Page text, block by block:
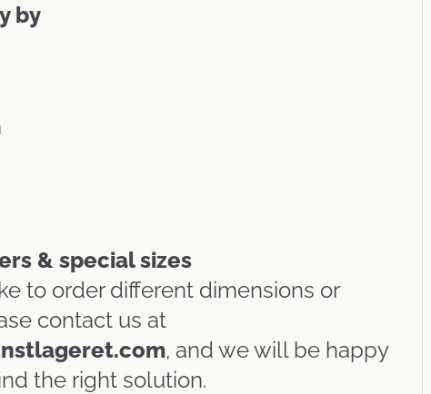
by
& special sizes
to order different dimensions or
contact us at
, and we will be happy
the right solution.